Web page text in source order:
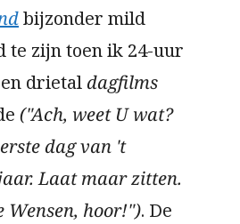
bijzonder mild
te zijn toen ik 24-uur
drietaldagfilms
("Ach, weet U wat?
dag van 't
Laat maar zitten.
Wensen, hoor!"). De